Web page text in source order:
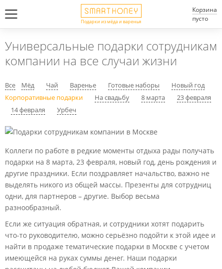
Подарки из мёда и варенья
Корзина
пусто
Универсальные подарки сотрудникам
компании на все случаи жизни
Все Мёд Чай Варенье Готовые наборы
Новый год
Корпоративные подарки
На свадьбу 8 марта
23 февраля
14 февраля
Урбеч
Коллеги по работе в редкие моменты отдыха рады получать
подарки на 8 марта, 23 февраля, новый год, день рождения и
другие праздники. Если поздравляет начальство, важно не
выделять никого из общей массы. Презенты для сотрудниц
одни, для партнеров – другие. Выбор весьма
разнообразный.
Если же ситуация обратная, и сотрудники хотят подарить
что-то руководителю, можно серьёзно подойти к этой идее и
найти в продаже тематические подарки в Москве с учетом
имеющейся на руках суммы денег. Наши подарки